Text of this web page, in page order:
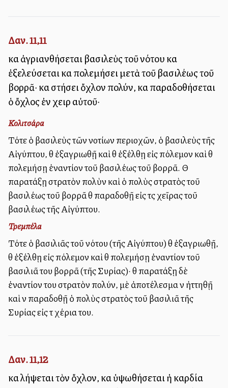
Δαν. 11,11
καὶ ἀγριανθήσεται βασιλεὺς τοῦ νότου καὶ
ἐξελεύσεται καὶ πολεμήσει μετὰ τοῦ βασιλέως τοῦ
βορρᾶ· καὶ στήσει ὄχλον πολύν, καὶ παραδοθήσεται
ὁ ὄχλος ἐν χειρὶ αὐτοῦ·
Κολιτσάρα
Τότε ὁ βασιλεὺς τῶν νοτίων περιοχῶν, ὁ βασιλεὺς τῆς
Αἰγύπτου, θὰ ἐξαγριωθῇ καὶ θὰ ἐξέλθῃ εἰς πόλεμον καὶ θὰ
πολεμήσῃ ἐναντίον τοῦ βασιλέως τοῦ βορρᾶ. Θὰ
παρατάξῃ στρατὸν πολὺν καὶ ὁ πολὺς στρατὸς τοῦ
βασιλέως τοῦ βορρᾶ θὰ παραδοθῇ εἰς τὰς χεῖρας τοῦ
βασιλέως τῆς Αἰγύπτου.
Τρεμπέλα
Τότε ὁ βασιλιᾶς τοῦ νότου (τῆς Αἰγύπτου) θὰ ἐξαγριωθῇ,
θὰ ἐξέλθῃ εἰς πόλεμον καὶ θὰ πολεμήσῃ ἐναντίον τοῦ
βασιλιᾶ του βορρᾶ (τῆς Συρίας)· θὰ παρατάξῃ δὲ
ἐναντίον του στρατὸν πολύν, μὲ ἀποτέλεσμα νὰ ἡττηθῇ
καὶ νὰ παραδοθῇ ὁ πολὺς στρατὸς τοῦ βασιλιᾶ τῆς
Συρίας εἰς τὰ χέρια του.
Δαν. 11,12
καὶ λήψεται τὸν ὄχλον, καὶ ὑψωθήσεται ἡ καρδία